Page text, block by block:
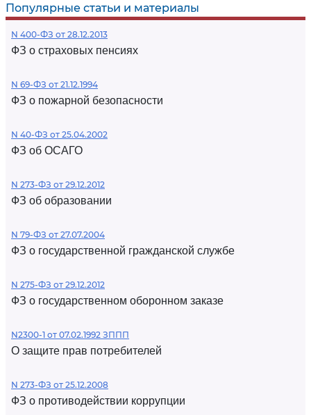
Популярные статьи и материалы
N 400-ФЗ от 28.12.2013
ФЗ о страховых пенсиях
N 69-ФЗ от 21.12.1994
ФЗ о пожарной безопасности
N 40-ФЗ от 25.04.2002
ФЗ об ОСАГО
N 273-ФЗ от 29.12.2012
ФЗ об образовании
N 79-ФЗ от 27.07.2004
ФЗ о государственной гражданской службе
N 275-ФЗ от 29.12.2012
ФЗ о государственном оборонном заказе
N2300-1 от 07.02.1992 ЗППП
О защите прав потребителей
N 273-ФЗ от 25.12.2008
ФЗ о противодействии коррупции